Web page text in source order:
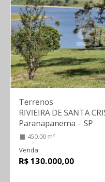
Terrenos
RIVIEIRA DE SANTA
Paranapanema – SP
450.00 m²
Venda:
R$ 130.000,00